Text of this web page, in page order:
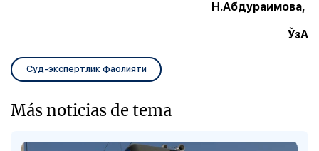
Н.Абдураимова,
ЎзА
Суд-экспертлик фаолияти
Más noticias de tema